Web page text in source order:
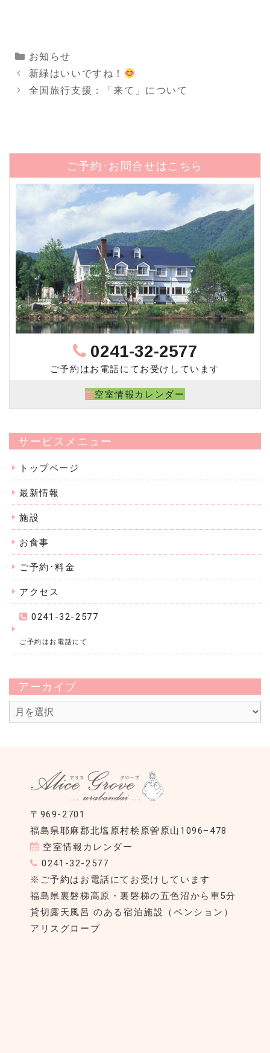
カ
テ
ゴ
リ
お知らせ
新緑はいいですね！
全国旅行支援：「来て」について
ご予約･お問合せはこちら
0241-32-2577
ご予約はお電話にてお受けしています
空室情報カレンダー
サービスメニュー
トップページ
最新情報
施設
お食事
ご予約･料金
アクセス
0241-32-2577
ご予約はお電話にて
アーカイブ
ア
ー
〒969-2701
福島県耶麻郡北塩原村桧原曽原山1096−478
空室情報カレンダー
0241-32-2577
※ご予約はお電話にてお受けしています
福島県裏磐梯高原・裏磐梯の五色沼から車5分
貸切露天風呂 のある宿泊施設（ペンション）
アリスグローブ